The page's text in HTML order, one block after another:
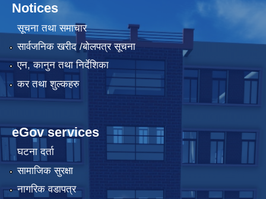
Notices
सूचना तथा समाचार
सार्वजनिक खरीद /बोलपत्र सूचना
एन, कानुन तथा निर्देशिका
कर तथा शुल्कहरु
eGov services
घटना दर्ता
सामाजिक सुरक्षा
नागरिक वडापत्र